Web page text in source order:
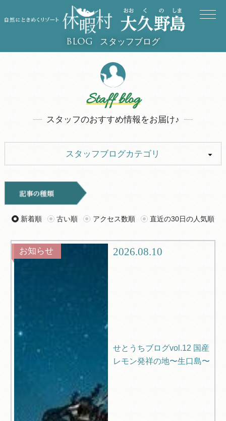
BLOG スタッフブログ
Staff blog
スタッフのおすすめ情報をお届け♪
スタッフブログカテゴリ
キャンプ
旅行記 ツアー
グルメ
新着順 古い順 アクセス数順 直近の30日の人気順
お知らせ 2026.08.10
せとうちブログvol.12 国産
レモン発祥の地〜生口島〜